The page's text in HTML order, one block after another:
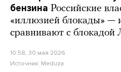
бензина Российские
«иллюзией блокады» —
сравнивают с блокадой
10:58, 30 мая 2026
Источник: Meduza